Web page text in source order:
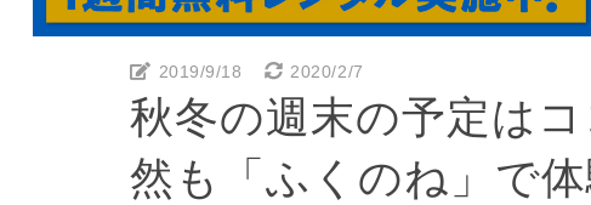
2019/9/18 2020/2/7
秋冬の週末の予定は
然も「ふくのね」で